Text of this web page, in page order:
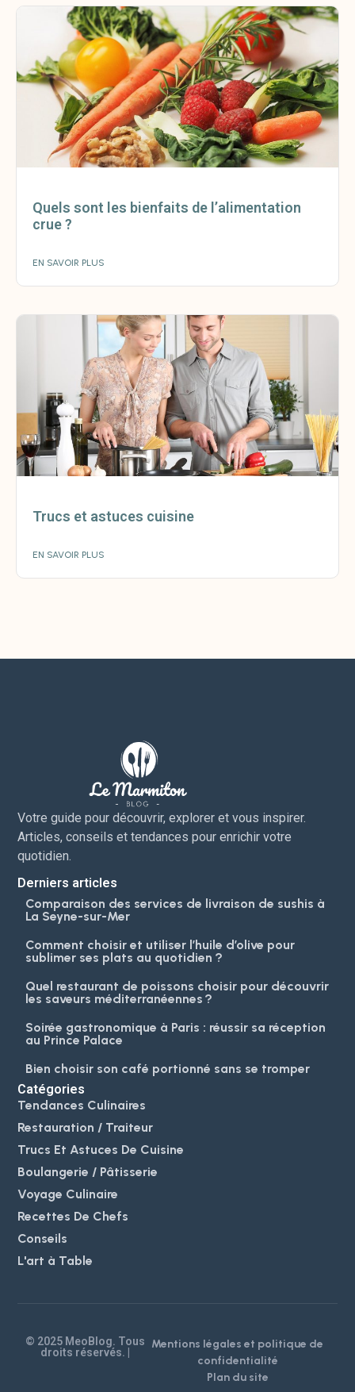
Quels sont les bienfaits de l’alimentation
crue ?
EN SAVOIR PLUS
Trucs et astuces cuisine
EN SAVOIR PLUS
Votre guide pour découvrir, explorer et vous inspirer.
Articles, conseils et tendances pour enrichir votre
quotidien.
Derniers articles
Comparaison des services de livraison de sushis à
La Seyne-sur-Mer
Comment choisir et utiliser l’huile d’olive pour
sublimer ses plats au quotidien ?
Quel restaurant de poissons choisir pour découvrir
les saveurs méditerranéennes ?
Soirée gastronomique à Paris : réussir sa réception
au Prince Palace
Bien choisir son café portionné sans se tromper
Catégories
Tendances Culinaires
Restauration / Traiteur
Trucs Et Astuces De Cuisine
Boulangerie / Pâtisserie
Voyage Culinaire
Recettes De Chefs
Conseils
L'art à Table
© 2025 MeoBlog. Tous
droits réservés. |
Mentions légales et politique de
confidentialité
Plan du site